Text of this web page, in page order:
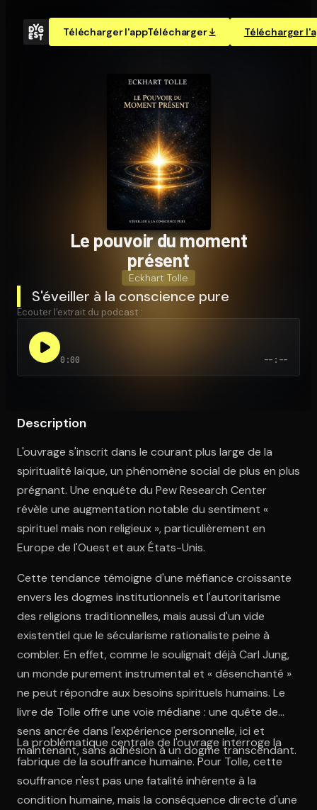
Télécharger l'appTélécharger Télécharger
Ouvre l'app Appareil photo, pointe sur le code. C'est gratuit à
Le pouvoir du moment
présent
Eckhart Tolle
S'éveiller à la conscience pure
Écouter l'extrait du podcast :
0:00 --:--
Description
L'ouvrage s'inscrit dans le courant plus large de la
spiritualité laïque, un phénomène social de plus en plus
prégnant. Une enquête du Pew Research Center
révèle une augmentation notable du sentiment «
spirituel mais non religieux », particulièrement en
Europe de l'Ouest et aux États-Unis.
Cette tendance témoigne d'une méfiance croissante
envers les dogmes institutionnels et l'autoritarisme
des religions traditionnelles, mais aussi d'un vide
existentiel que le sécularisme rationaliste peine à
combler. En effet, comme le soulignait déjà Carl Jung,
un monde purement instrumental et « désenchanté »
ne peut répondre aux besoins spirituels humains. Le
livre de Tolle offre une voie médiane : une quête de
sens ancrée dans l'expérience personnelle, ici et
maintenant, sans adhésion à un dogme transcendant.
La problématique centrale de l'ouvrage interroge la
fabrique de la souffrance humaine. Pour Tolle, cette
souffrance n'est pas une fatalité inhérente à la
condition humaine, mais la conséquence directe d'une